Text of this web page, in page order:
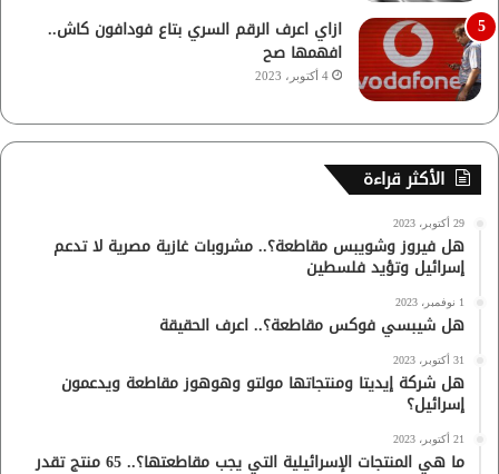
ازاي اعرف الرقم السري بتاع فودافون كاش..
افهمها صح
4 أكتوبر، 2023
الأكثر قراءة
29 أكتوبر، 2023
هل فيروز وشويبس مقاطعة؟.. مشروبات غازية مصرية لا تدعم
إسرائيل وتؤيد فلسطين
1 نوفمبر، 2023
هل شيبسي فوكس مقاطعة؟.. اعرف الحقيقة
31 أكتوبر، 2023
هل شركة إيديتا ومنتجاتها مولتو وهوهوز مقاطعة ويدعمون
إسرائيل؟
21 أكتوبر، 2023
ما هي المنتجات الإسرائيلية التي يجب مقاطعتها؟.. 65 منتج تقدر